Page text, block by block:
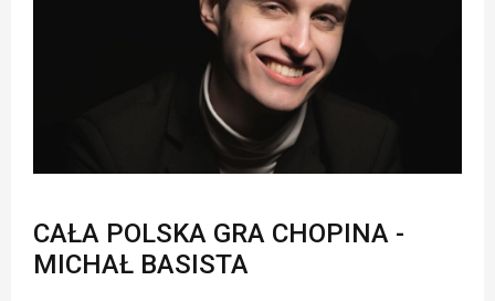
CAŁA POLSKA GRA CHOPINA -
MICHAŁ BASISTA